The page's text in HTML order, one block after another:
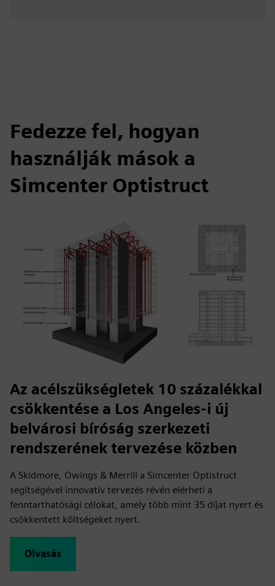
Fedezze fel, hogyan
használják mások a
Simcenter Optistruct
Az acélszükségletek 10 százalékkal
csökkentése a Los Angeles-i új
belvárosi bíróság szerkezeti
rendszerének tervezése közben
A Skidmore, Owings & Merrill a Simcenter Optistruct
segítségével innovatív tervezés révén elérheti a
fenntarthatósági célokat, amely több mint 35 díjat nyert és
csökkentett költségeket nyert.
Olvasás